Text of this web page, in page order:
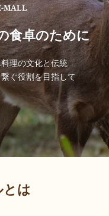
MALL
食卓のために
理の文化と伝統
ぐ役割を目指して
は